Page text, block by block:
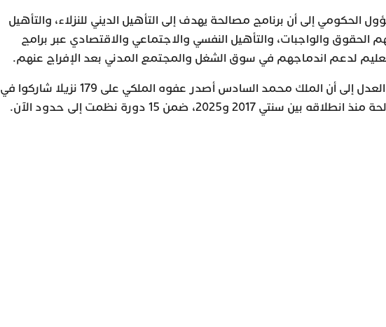
الحكومي إلى أن برنامج مصالحة يهدف إلى التأهيل الديني للنزلاء، والتأهيل
الحقوق والواجبات، والتأهيل النفسي والاجتماعي والاقتصادي عبر برامج
لدعم اندماجهم في سوق الشغل والمجتمع المدني بعد الإفراج عنهم.
وأشار وزير العدل إلى أن الملك محمد السادس أصدر عفوه الملكي على 179 نزيلا شاركوا في
بين سنتي 2017 و2025، ضمن 15 دورة نظمت إلى حدود الآن.